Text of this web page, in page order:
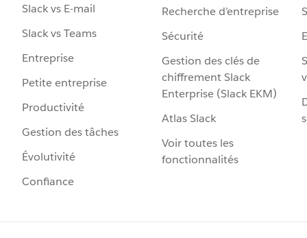
Slack vs E-mail
Slack vs Teams
Entreprise
Petite entreprise
Productivité
Gestion des tâches
Évolutivité
Confiance
Recherche d’entreprise
Sécurité
Gestion des clés de
chiffrement Slack
Enterprise (Slack EKM)
Atlas Slack
Voir toutes les
fonctionnalités